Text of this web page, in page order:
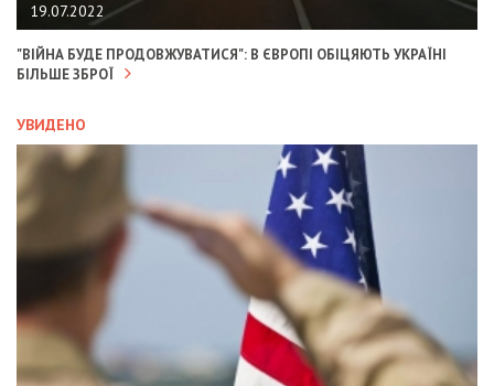
19.07.2022
"ВІЙНА БУДЕ ПРОДОВЖУВАТИСЯ": В ЄВРОПІ ОБІЦЯЮТЬ УКРАЇНІ
БІЛЬШЕ ЗБРОЇ
УВИДЕНО